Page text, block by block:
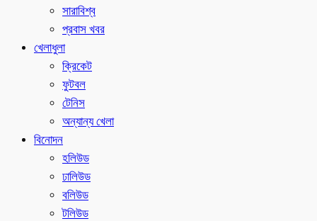
সারাবিশ্ব
প্রবাস খবর
খেলাধুলা
ক্রিকেট
ফুটবল
টেনিস
অন্যান্য খেলা
বিনোদন
হলিউড
ঢালিউড
বলিউড
টলিউড